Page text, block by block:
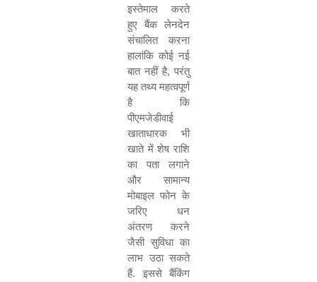
इस्तेमाल करते
हुए बैंक लेनदेन
संचालित करना
हालांकि कोई नई
बात नहीं है, परंतु
यह तथ्य महत्वपूर्ण
है कि
पीएमजेडीवाई
खाताधारक भी
खाते में शेष राशि
का पता लगाने
और सामान्य
मोबाइल फोन के
जरिए धन
अंतरण करने
जैसी सुविधा का
लाभ उठा सकते
हैं. इससे बैंकिंग